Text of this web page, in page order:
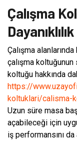
Çalışma
Dayanıklılık
Çalışma
çalışma koltuğunun
koltuğu hakkında
https://
koltuklari/calisma-
Uzun süre masa
açabileceği için
iş performansını